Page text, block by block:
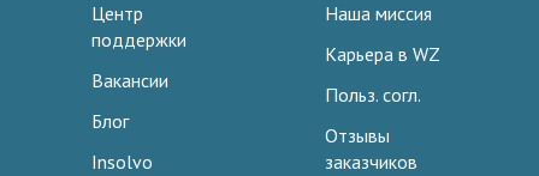
Центр
поддержки
Вакансии
Блог
Insolvo
Наша миссия
Карьера в WZ
Польз. согл.
Отзывы
заказчиков